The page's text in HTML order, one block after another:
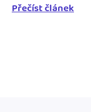
Přečíst článek